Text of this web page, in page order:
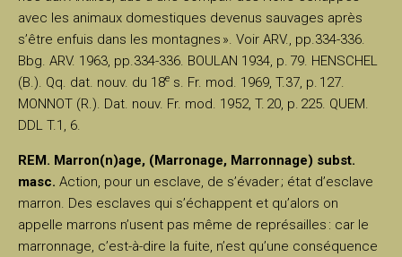
avec les animaux domestiques devenus sauvages après
s’être enfuis dans les montagnes ». Voir ARV., pp.334-336.
Bbg. ARV. 1963, pp.334-336. BOULAN 1934, p. 79. HENSCHEL
(B.). Qq. dat. nouv. du 18e s. Fr. mod. 1969, T.37, p. 127.
MONNOT (R.). Dat. nouv. Fr. mod. 1952, T. 20, p. 225. QUEM.
DDL T.1, 6.
REM. Marron(n)age, (Marronage, Marronnage) subst.
masc. Action, pour un esclave, de s’évader ; état d’esclave
marron. Des esclaves qui s’échappent et qu’alors on
appelle marrons n’usent pas même de représailles : car le
marronnage, c’est-à-dire la fuite, n’est qu’une conséquence